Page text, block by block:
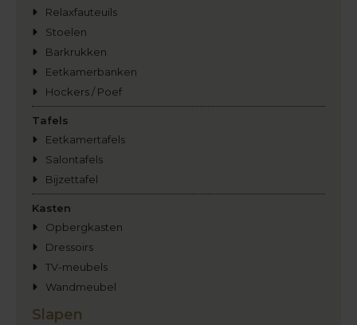
Relaxfauteuils
Stoelen
Barkrukken
Eetkamerbanken
Hockers / Poef
Tafels
Eetkamertafels
Salontafels
Bijzettafel
Kasten
Opbergkasten
Dressoirs
TV-meubels
Wandmeubel
Slapen